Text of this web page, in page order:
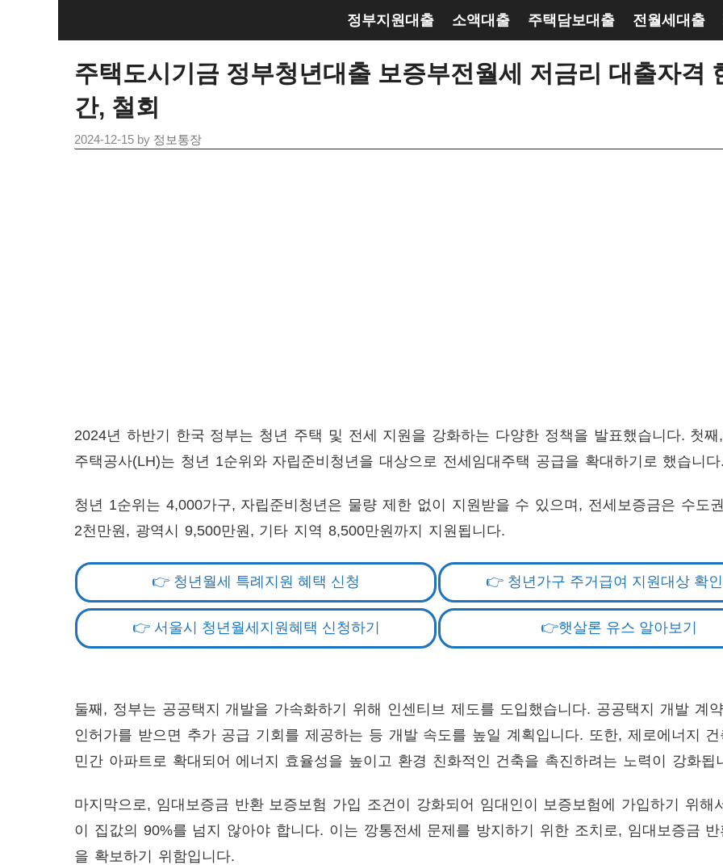
정부지원대출 소액대출 주택담보대출 전월세대출
주택도시기금 정부청년대출 보증부전월세 저금리 대출자격
간, 철회
2024-12-15 by 정보통장
2024년 하반기 한국 정부는 청년 주택 및 전세 지원을 강화하는 다양한 정책을 발표했습니다. 첫째,
주택공사(LH)는 청년 1순위와 자립준비청년을 대상으로 전세임대주택 공급을 확대하기로 했습니다.
청년 1순위는 4,000가구, 자립준비청년은 물량 제한 없이 지원받을 수 있으며, 전세보증금은 수도
2천만원, 광역시 9,500만원, 기타 지역 8,500만원까지 지원됩니다.
👉 청년월세 특례지원 혜택 신청 👉 청년가구 주거급여 지원대상 확인
👉 서울시 청년월세지원혜택 신청하기 👉햇살론 유스 알아보기
둘째, 정부는 공공택지 개발을 가속화하기 위해 인센티브 제도를 도입했습니다. 공공택지 개발 계
인허가를 받으면 추가 공급 기회를 제공하는 등 개발 속도를 높일 계획입니다. 또한, 제로에너지
민간 아파트로 확대되어 에너지 효율성을 높이고 환경 친화적인 건축을 촉진하려는 노력이 강화됩
마지막으로, 임대보증금 반환 보증보험 가입 조건이 강화되어 임대인이 보증보험에 가입하기 위해
이 집값의 90%를 넘지 않아야 합니다. 이는 깡통전세 문제를 방지하기 위한 조치로, 임대보증금 반
을 확보하기 위함입니다.